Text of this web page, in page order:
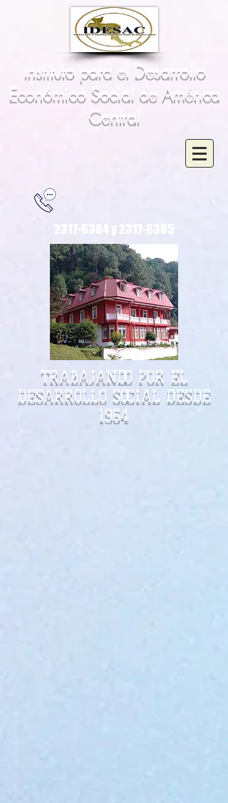
Instituto para el Desarrollo
Económico Social de América
Central
y 2317-6385
TRABAJANDO POR EL
DESARROLLO SOCIAL DESDE
1964